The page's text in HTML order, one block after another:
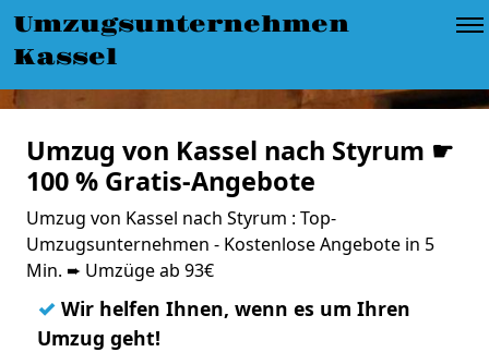
Umzugsunternehmen
Kassel
Umzug von Kassel nach Styrum ☛
100 % Gratis-Angebote
Umzug von Kassel nach Styrum : Top-
Umzugsunternehmen - Kostenlose Angebote in 5
Min. ➨ Umzüge ab 93€
✓ Wir helfen Ihnen, wenn es um Ihren
Umzug geht!